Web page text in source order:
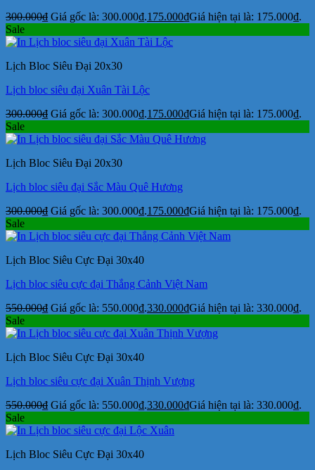
300.000₫ Giá gốc là: 300.000₫.175.000₫Giá hiện tại là: 175.000₫.
Sale
Lịch Bloc Siêu Đại 20x30
Lịch bloc siêu đại Xuân Tài Lộc
300.000₫ Giá gốc là: 300.000₫.175.000₫Giá hiện tại là: 175.000₫.
Sale
Lịch Bloc Siêu Đại 20x30
Lịch bloc siêu đại Sắc Màu Quê Hương
300.000₫ Giá gốc là: 300.000₫.175.000₫Giá hiện tại là: 175.000₫.
Sale
Lịch Bloc Siêu Cực Đại 30x40
Lịch bloc siêu cực đại Thắng Cảnh Việt Nam
550.000₫ Giá gốc là: 550.000₫.330.000₫Giá hiện tại là: 330.000₫.
Sale
Lịch Bloc Siêu Cực Đại 30x40
Lịch bloc siêu cực đại Xuân Thịnh Vượng
550.000₫ Giá gốc là: 550.000₫.330.000₫Giá hiện tại là: 330.000₫.
Sale
Lịch Bloc Siêu Cực Đại 30x40